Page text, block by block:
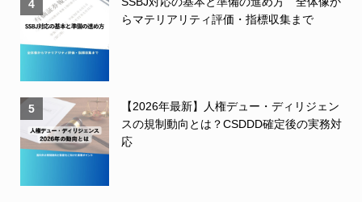
4
らマテリアリティ評価・指標収集まで
5
【2026年最新】人権デュー・ディリジェン
スの規制動向とは？CSDDD確定後の実務対
応